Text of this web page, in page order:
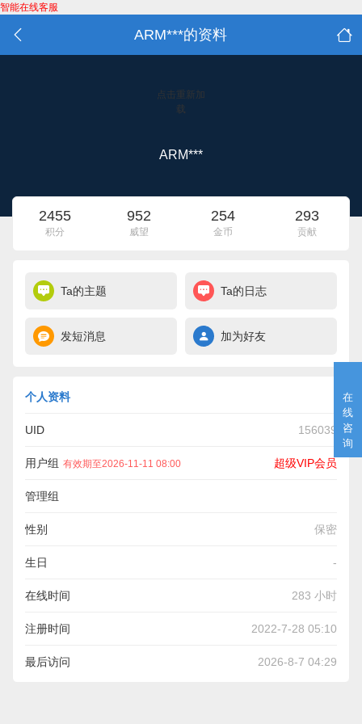
智能在线客服
在
线
咨
询
ARM***的资料
点击重新加
载
ARM***
2455
积分
952
威望
254
金币
293
贡献
Ta的主题 Ta的日志
发短消息 加为好友
个人资料
UID 156039
用户组 有效期至2026-11-11 08:00 超级VIP会员
管理组
性别 保密
生日 -
在线时间 283 小时
注册时间 2022-7-28 05:10
最后访问 2026-8-7 04:29